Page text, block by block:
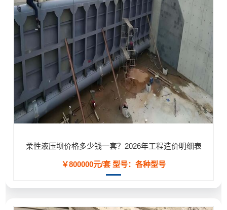
柔性液压坝价格多少钱一套？2026年工程造价明细表
￥800000元/套型号：各种型号